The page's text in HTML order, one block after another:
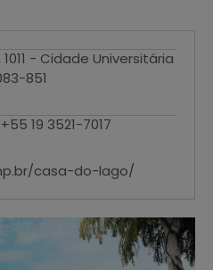
- Cidade Universitária
851
19 3521-7017
casa-do-lago/